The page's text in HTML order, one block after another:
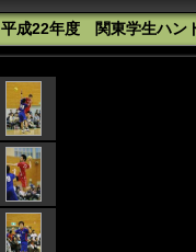
平成22年度 関東学生ハン